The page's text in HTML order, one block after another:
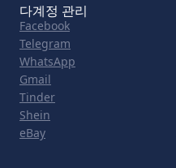
다계정 관리
Facebook
Telegram
WhatsApp
Gmail
Tinder
Shein
eBay